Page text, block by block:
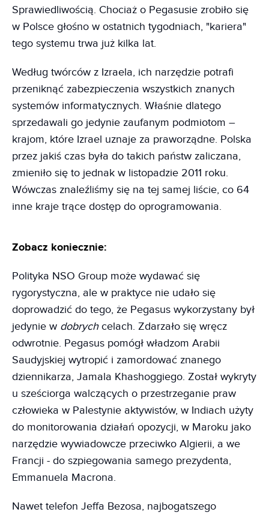
Sprawiedliwością. Chociaż o Pegasusie zrobiło się
w Polsce głośno w ostatnich tygodniach, "kariera"
tego systemu trwa już kilka lat.
Według twórców z Izraela, ich narzędzie potrafi
przeniknąć zabezpieczenia wszystkich znanych
systemów informatycznych. Właśnie dlatego
sprzedawali go jedynie zaufanym podmiotom –
krajom, które Izrael uznaje za praworządne. Polska
przez jakiś czas była do takich państw zaliczana,
zmieniło się to jednak w listopadzie 2011 roku.
Wówczas znaleźliśmy się na tej samej liście, co 64
inne kraje trące dostęp do oprogramowania.
Zobacz koniecznie:
Polityka NSO Group może wydawać się
rygorystyczna, ale w praktyce nie udało się
doprowadzić do tego, że Pegasus wykorzystany był
jedynie w dobrychcelach. Zdarzało się wręcz
odwrotnie. Pegasus pomógł władzom Arabii
Saudyjskiej wytropić i zamordować znanego
dziennikarza, Jamala Khashoggiego. Został wykryty
u sześciorga walczących o przestrzeganie praw
człowieka w Palestynie aktywistów, w Indiach użyty
do monitorowania działań opozycji, w Maroku jako
narzędzie wywiadowcze przeciwko Algierii, a we
Francji - do szpiegowania samego prezydenta,
Emmanuela Macrona.
Nawet telefon Jeffa Bezosa, najbogatszego